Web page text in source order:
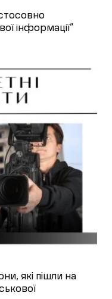
інформації”
які пішли на